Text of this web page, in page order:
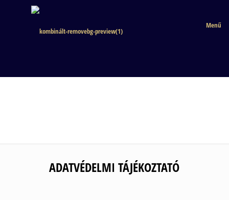
Menű
ADATVÉDELMI TÁJÉKOZTATÓ